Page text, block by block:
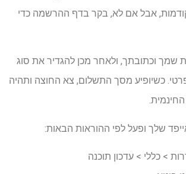
אבל אם לא, בקר בדף ההרשמה כדי
שמך וכתובתך, ולאחר מכן להגדיר את סוג
כשיופיע מסך התשלום, צא החוצה ותהיה
שלך ופעל לפי ההוראות הבאות:
> כללי > עדכון תוכנה